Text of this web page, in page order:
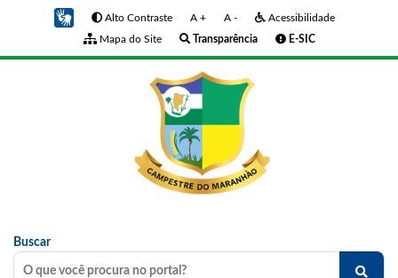
Alto Contraste A + A -
Acessibilidade
Mapa do Site
Transparência E-SIC
Buscar